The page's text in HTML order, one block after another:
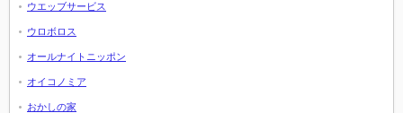
ウエッブサービス
ウロボロス
オールナイトニッポン
オイコノミア
おかしの家